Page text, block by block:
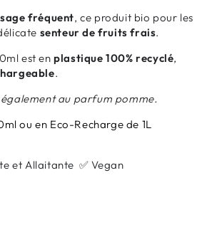
fréquent, ce produit bio pour les
senteur de fruits frais.
est en plastique 100% recyclé,
.
au parfum pomme.
ou en Eco-Recharge de 1L
et Allaitante ✅ Vegan